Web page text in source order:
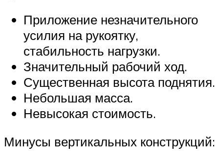
Приложение незначительного
усилия на рукоятку,
стабильность нагрузки.
Значительный рабочий ход.
Существенная высота поднятия.
Небольшая масса.
Невысокая стоимость.
Минусы вертикальных конструкций: